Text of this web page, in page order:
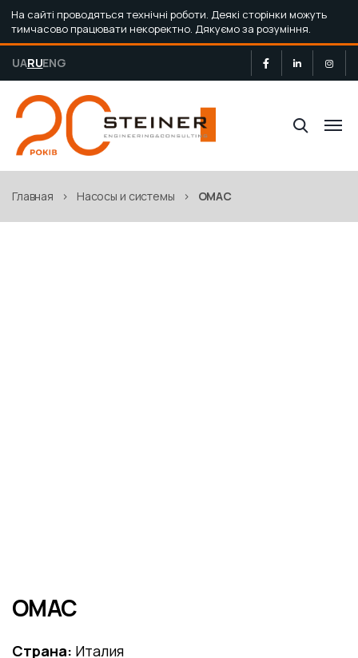
На сайті проводяться технічні роботи. Деякі сторінки можуть
тимчасово працювати некоректно. Дякуємо за розуміння.
UARUENG
Главная > Насосы и системы > OMAC
OMAC
Страна: Италия